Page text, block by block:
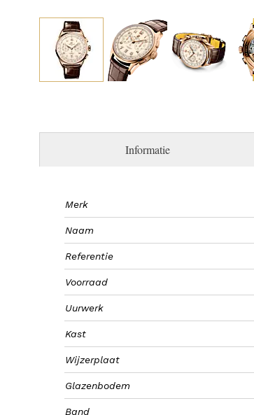
Informatie
Merk
Naam
Referentie
Voorraad
Uurwerk
Kast
Wijzerplaat
Glazenbodem
Band